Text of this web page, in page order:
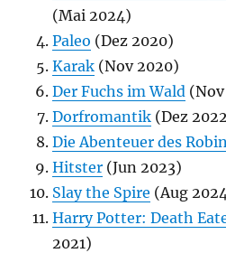
(Mai 2024)
Paleo (Dez 2020)
Karak (Nov 2020)
Der Fuchs im Wald
Dorfromantik (Dez
Die Abenteuer des
Hitster (Jun 2023)
Slay the Spire (Aug
Harry Potter: Death
2021)